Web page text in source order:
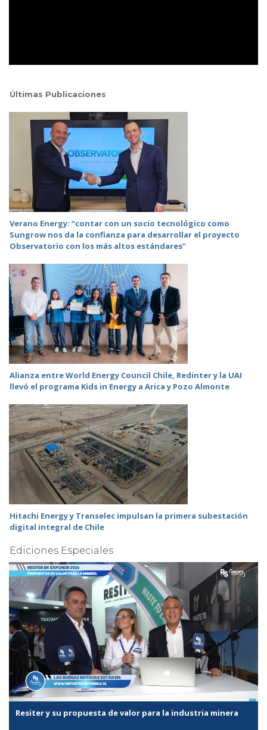
Últimas Publicaciones
Verano Energy: “contar con un socio tecnológico como
Sungrow nos da la confianza para desarrollar el proyecto
Observatorio con los más altos estándares”
Alianza entre World Energy Council Chile, Redinter y la UAI
llevó el programa Kids in Energy a Arica y Pozo Almonte
Hitachi Energy y Transelec impulsan la primera subestación
digital integral de Chile
Ediciones Especiales
Resiter y su propuesta de valor para la industria minera